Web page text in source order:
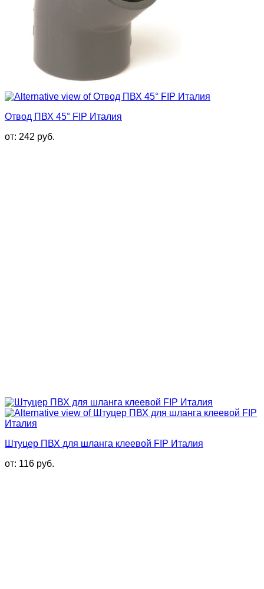
Отвод ПВХ 45° FIP Италия
от: 242 руб.
Штуцер ПВХ для шланга клеевой FIP Италия
от: 116 руб.